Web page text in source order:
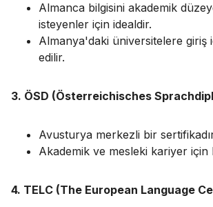
Almanca bilgisini akademik
isteyenler için idealdir.
Almanya'daki üniversitelere giriş
edilir.
3. ÖSD (Österreichisches
Avusturya merkezli bir
Akademik ve mesleki kariyer için
4. TELC (The European Language